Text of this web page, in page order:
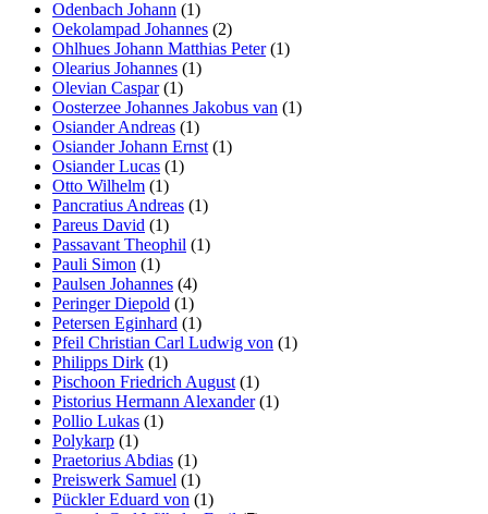
Odenbach Johann (1)
Oekolampad Johannes (2)
Ohlhues Johann Matthias Peter(1)
Olearius Johannes (1)
Olevian Caspar(1)
Oosterzee Johannes Jakobus van (1)
Osiander Andreas (1)
Osiander Johann Ernst (1)
Osiander Lucas (1)
Otto Wilhelm (1)
Pancratius Andreas (1)
Pareus David (1)
Passavant Theophil (1)
Pauli Simon (1)
Paulsen Johannes (4)
Peringer Diepold (1)
Petersen Eginhard (1)
Pfeil Christian Carl Ludwig von (1)
Philipps Dirk (1)
Pischoon Friedrich August (1)
Pistorius Hermann Alexander(1)
Pollio Lukas (1)
Polykarp (1)
Praetorius Abdias (1)
Preiswerk Samuel (1)
Pückler Eduard von (1)